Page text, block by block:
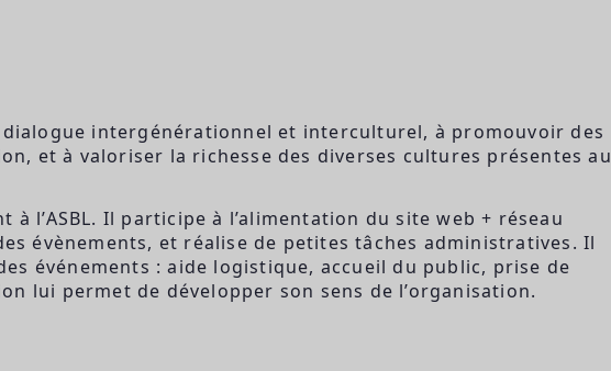
intergénérationnel et interculturel, à promouvoir des
et à valoriser la richesse des diverses cultures présentes au
l’ASBL. Il participe à l’alimentation du site web + réseau
évènements, et réalise de petites tâches administratives. Il
événements : aide logistique, accueil du public, prise de
lui permet de développer son sens de l’organisation.